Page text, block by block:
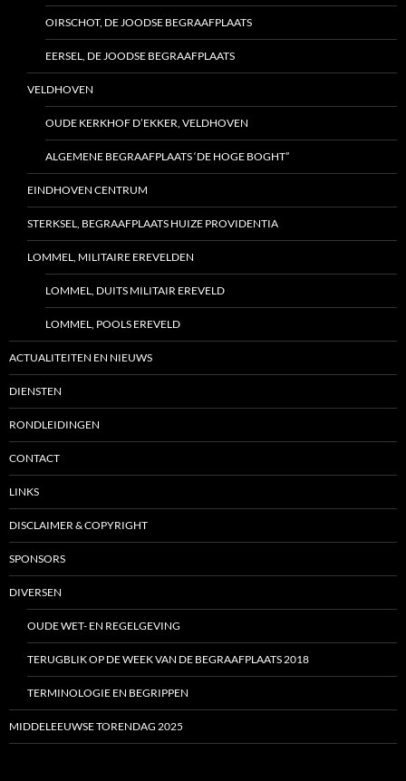
OIRSCHOT, DE JOODSE BEGRAAFPLAATS
EERSEL, DE JOODSE BEGRAAFPLAATS
VELDHOVEN
OUDE KERKHOF D’EKKER, VELDHOVEN
ALGEMENE BEGRAAFPLAATS ‘DE HOGE BOGHT”
EINDHOVEN CENTRUM
STERKSEL, BEGRAAFPLAATS HUIZE PROVIDENTIA
LOMMEL, MILITAIRE EREVELDEN
LOMMEL, DUITS MILITAIR EREVELD
LOMMEL, POOLS EREVELD
ACTUALITEITEN EN NIEUWS
DIENSTEN
RONDLEIDINGEN
CONTACT
LINKS
DISCLAIMER & COPYRIGHT
SPONSORS
DIVERSEN
OUDE WET- EN REGELGEVING
TERUGBLIK OP DE WEEK VAN DE BEGRAAFPLAATS 2018
TERMINOLOGIE EN BEGRIPPEN
MIDDELEEUWSE TORENDAG 2025